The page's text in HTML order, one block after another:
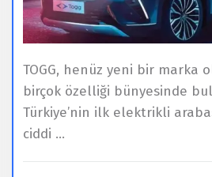
TOGG, henüz yeni bir marka
birçok özelliği bünyesinde
Türkiye’nin ilk elektrikli
ciddi ...